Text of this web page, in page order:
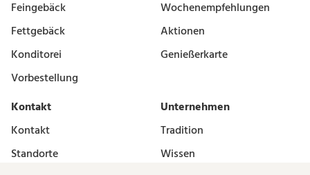
Feingebäck
Fettgebäck
Konditorei
Vorbestellung
Wochenempfehlungen
Aktionen
Genießerkarte
Kontakt
Kontakt
Standorte
Unternehmen
Tradition
Wissen